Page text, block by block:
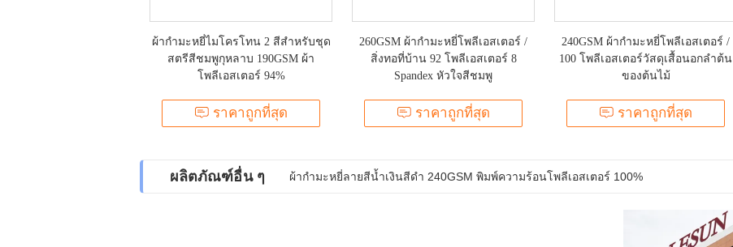
ผ้ากำมะหยี่ไมโครโทน 2 สีสำหรับชุด
สตรีสีชมพูกุหลาบ 190GSM ผ้า
โพลีเอสเตอร์ 94%
ราคาถูกที่สุด
260GSM ผ้ากำมะหยี่โพลีเอสเตอร์ /
สิ่งทอที่บ้าน 92 โพลีเอสเตอร์ 8
Spandex หัวใจสีชมพู
ราคาถูกที่สุด
240GSM ผ้ากำมะหยี่โพลีเอสเตอร์ /
100 โพลีเอสเตอร์วัสดุเสื้อนอกลำต้น
ของต้นไม้
ราคาถูกที่สุด
ผลิตภัณฑ์อื่น ๆ ผ้ากำมะหยี่เนื้อละเอียด 165GSM กำมะหยี่เนื้อละเอียดสีน้ำตาลเข้ม 150 ซม